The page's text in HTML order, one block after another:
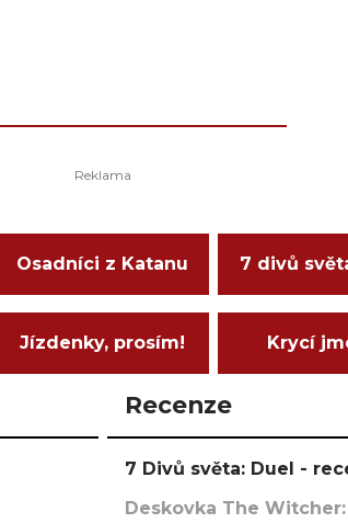
Osadníci z Katanu 7 divů
Jízdenky, prosím! Krycí
Recenze
7 Divů světa: Duel -
Deskovka The